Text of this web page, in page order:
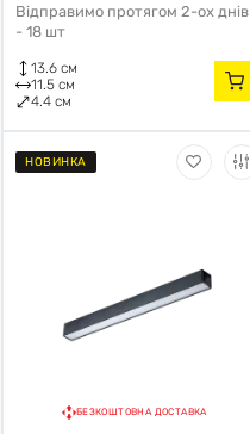
Відправимо протягом 2-ох днів
- 18 шт
13.6 см
11.5 см
4.4 см
НОВИНКА
БЕЗКОШТОВНА ДОСТАВКА